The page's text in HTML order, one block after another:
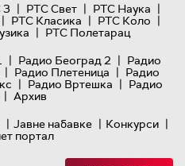
3 | РТС Свет | РТС Наука |
| РТС Класика | РТС Коло |
| РТС Полетарац
| Радио Београд 2 | Радио
| Радио Плетеница | Радио
| Радио Вртешка | Радио
| Архив
| Јавне набавке | Конкурси |
портал